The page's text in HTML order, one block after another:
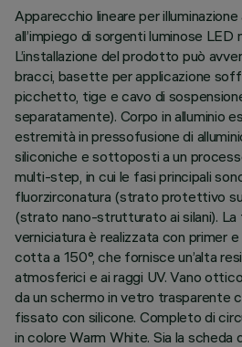
Apparecchio lineare per
all’impiego di sorgenti luminose
L’installazione del prodotto può
bracci, basette per applicazione
picchetto, tige e cavo di
separatamente). Corpo in alluminio
estremità in pressofusione di
siliconiche e sottoposti a un
multi-step, in cui le fasi principali
fluorzirconatura (strato protettivo
(strato nano-strutturato ai silani). La
verniciatura è realizzata con primer e
cotta a 150°, che fornisce un’alta
atmosferici e ai raggi UV. Vano
da un schermo in vetro trasparente
fissato con silicone. Completo di
in colore Warm White. Sia la